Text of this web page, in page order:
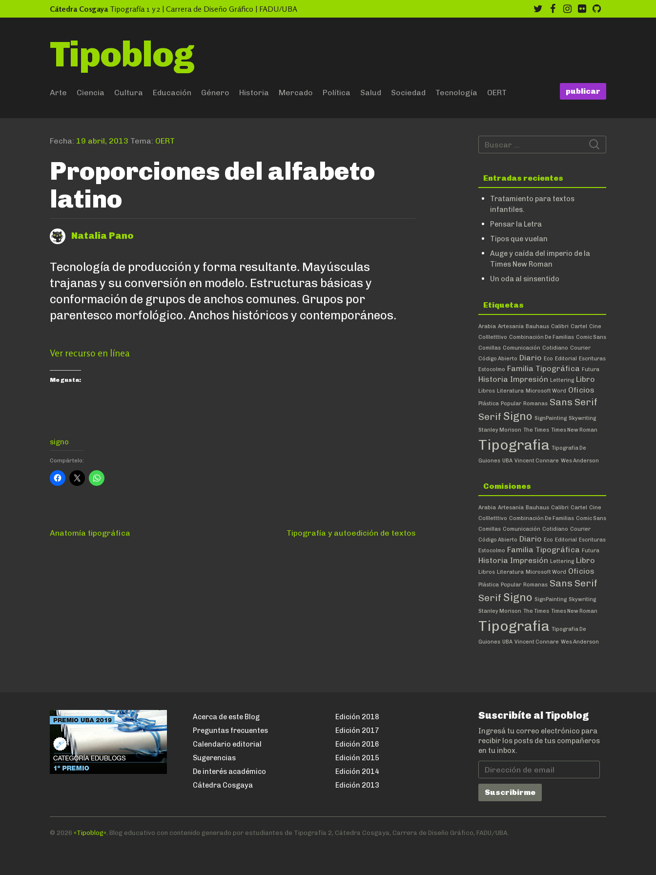
Skip
to
Cátedra CosgayaTipografía 1 y 2 | Carrera de Diseño Gráfico | FADU/UBA
twitterfacebookinstagram
flickr
Tipoblog
Arte Ciencia Cultura Educación Género Historia Mercado Política Salud Sociedad Tecnología OERT publicar
Fecha: 19 abril, 2013 Tema: OERT
Proporciones del alfabeto
latino
Natalia Pano
Tecnología de producción y forma resultante. Mayúsculas
trajanas y su conversión en modelo. Estructuras básicas y
conformación de grupos de anchos comunes. Grupos por
parentesco morfológico. Anchos históricos y contemporáneos.
Ver recurso en línea
Me gusta:
signo
Compártelo:
Navegación
Anterior:
Anatomía tipográfica Siguiente:
Tipografía y autoedición de textos
Entradas recientes
Tratamiento para textos
infantiles.
Pensar la Letra
Tipos que vuelan
Auge y caída del imperio de la
Times New Roman
Un oda al sinsentido
Etiquetas
Arabia Artesanía Bauhaus Calibri Cartel Cine
Collletttivo Combinación De Familias Comic Sans
Comillas Comunicación Cotidiano Courier
Código Abierto Diario Eco Editorial Escrituras
Estocolmo Familia Tipográfica Futura
Historia Impresión Lettering Libro
Libros Literatura Microsoft Word Oficios
Plástica Popular Romanas Sans Serif
Serif Signo SignPainting Skywriting
Stanley Morison The Times Times New Roman
Tipografia Tipografìa De
Guiones UBA Vincent Connare Wes Anderson
Comisiones
Arabia Artesanía Bauhaus Calibri Cartel Cine
Collletttivo Combinación De Familias Comic Sans
Comillas Comunicación Cotidiano Courier
Código Abierto Diario Eco Editorial Escrituras
Estocolmo Familia Tipográfica Futura
Historia Impresión Lettering Libro
Libros Literatura Microsoft Word Oficios
Plástica Popular Romanas Sans Serif
Serif Signo SignPainting Skywriting
Stanley Morison The Times Times New Roman
Tipografia Tipografìa De
Guiones UBA Vincent Connare Wes Anderson
Acerca de este Blog
Preguntas frecuentes
Calendario editorial
Sugerencias
De interés académico
Cátedra Cosgaya
Edición 2018
Edición 2017
Edición 2016
Edición 2015
Edición 2014
Edición 2013
Suscribíte al Tipoblog
Ingresá tu correo electrónico para
recibir los posts de tus compañeros
en tu inbox.
Dirección
de
email
Suscribirme
© 2026 «Tipoblog». Blog educativo con contenido generado por estudiantes de Tipografía 2, Cátedra Cosgaya, Carrera de Diseño Gráfico, FADU/UBA.